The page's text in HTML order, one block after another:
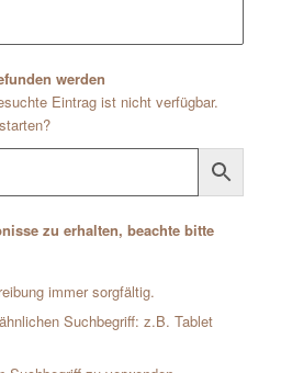
werden
Eintrag ist nicht verfügbar.
zu erhalten, beachte bitte
immer sorgfältig.
Suchbegriff: z.B. Tablet